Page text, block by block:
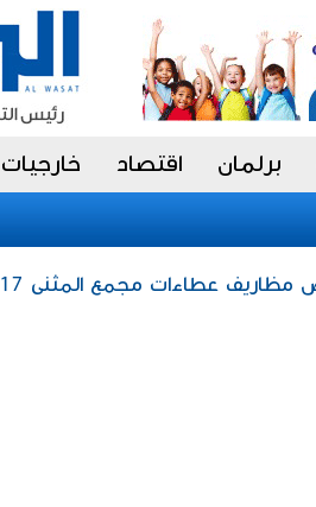
برلمان اقتصاد خارجيات
محليات / «الشراكة»: فض مظاريف عطاءات مجمع المثنى 17